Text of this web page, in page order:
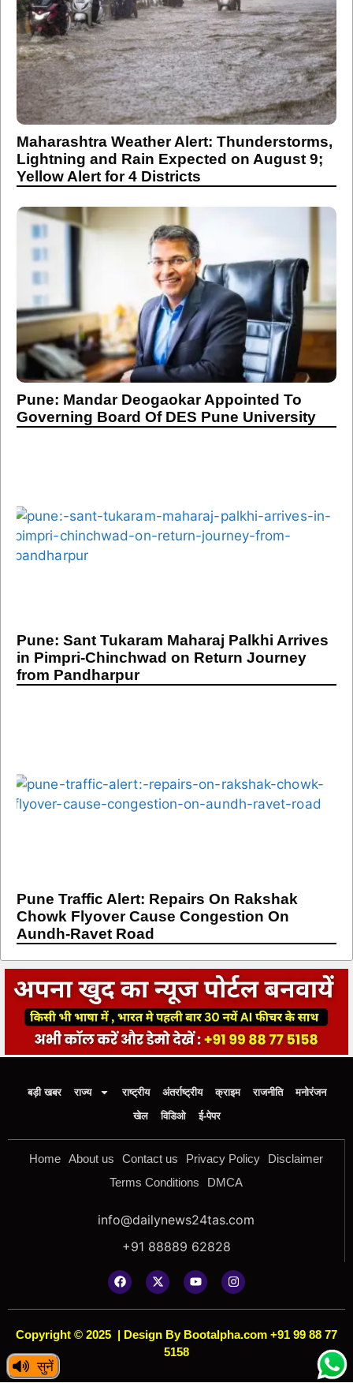
सुनें
Maharashtra Weather Alert: Thunderstorms,
Lightning and Rain Expected on August 9;
Yellow Alert for 4 Districts
Pune: Mandar Deogaokar Appointed To
Governing Board Of DES Pune University
Pune: Sant Tukaram Maharaj Palkhi Arrives
in Pimpri-Chinchwad on Return Journey
from Pandharpur
Pune Traffic Alert: Repairs On Rakshak
Chowk Flyover Cause Congestion On
Aundh-Ravet Road
बड़ी खबर राज्य राष्ट्रीय अंतर्राष्ट्रीय क्राइम राजनीति
मनोरंजन
खेल
विडिओ ई-पेपर
Home About us Contact us Privacy Policy
Disclaimer
Terms Conditions
DMCA
info@dailynews24tas.com
+91 88889 62828
Copyright © 2025 | Design By Bootalpha.com +91 99 88 77
5158